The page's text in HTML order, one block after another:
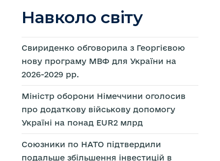
Навколо світу
Свириденко обговорила з Георгієвою
нову програму МВФ для України на
2026-2029 рр.
Міністр оборони Німеччини оголосив
про додаткову військову допомогу
Україні на понад EUR2 млрд
Союзники по НАТО підтвердили
подальше збільшення інвестицій в